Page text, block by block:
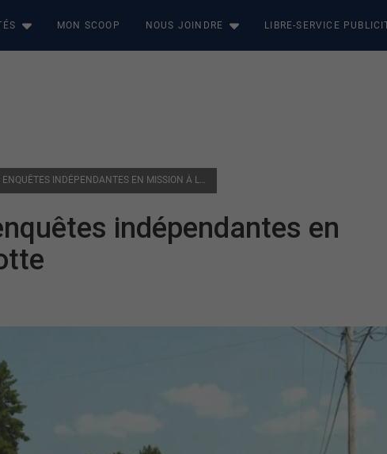
MON SCOOP NOUS JOINDRE LIBRE-SERVICE
LE BUREAU DES ENQUÊTES INDÉPENDANTES EN MISSION À LA MOTTE
indépendantes en